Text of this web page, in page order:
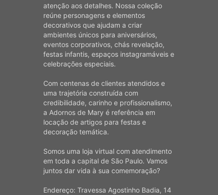
atenção aos detalhes. Nossa coleção
reúne personagens e elementos
decorativos que ajudam a criar
ambientes únicos para aniversários,
eventos corporativos, chás revelação,
festas infantis, espaços instagramáveis e
celebrações especiais.
Com centenas de clientes atendidos e
uma trajetória construída com
credibilidade, carinho e profissionalismo,
a Adornos de Mary é referência em
locação de artigos para festas e
decoração temática.
Somos uma loja virtual com atendimento
em toda a capital de São Paulo. Vamos
juntos dar vida à sua comemoração?
Endereço: Travessa Agostinho Badia, 14